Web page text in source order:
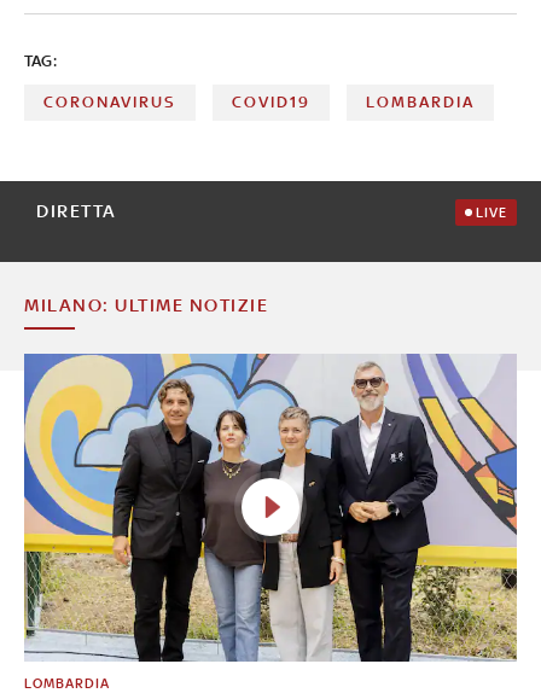
TAG:
CORONAVIRUS COVID19 LOMBARDIA
DIRETTA LIVE
MILANO: ULTIME NOTIZIE
LOMBARDIA